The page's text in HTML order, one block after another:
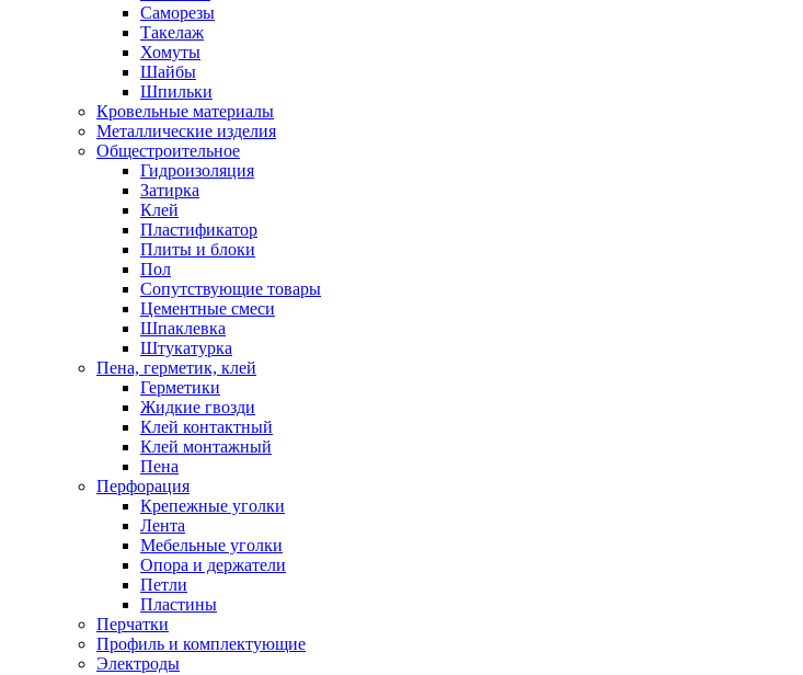
Саморезы
Такелаж
Хомуты
Шайбы
Шпильки
Кровельные материалы
Металлические изделия
Общестроительное
Гидроизоляция
Затирка
Клей
Пластификатор
Плиты и блоки
Пол
Сопутствующие товары
Цементные смеси
Шпаклевка
Штукатурка
Пена, герметик, клей
Герметики
Жидкие гвозди
Клей контактный
Клей монтажный
Пена
Перфорация
Крепежные уголки
Лента
Мебельные уголки
Опора и держатели
Петли
Пластины
Перчатки
Профиль и комплектующие
Электроды